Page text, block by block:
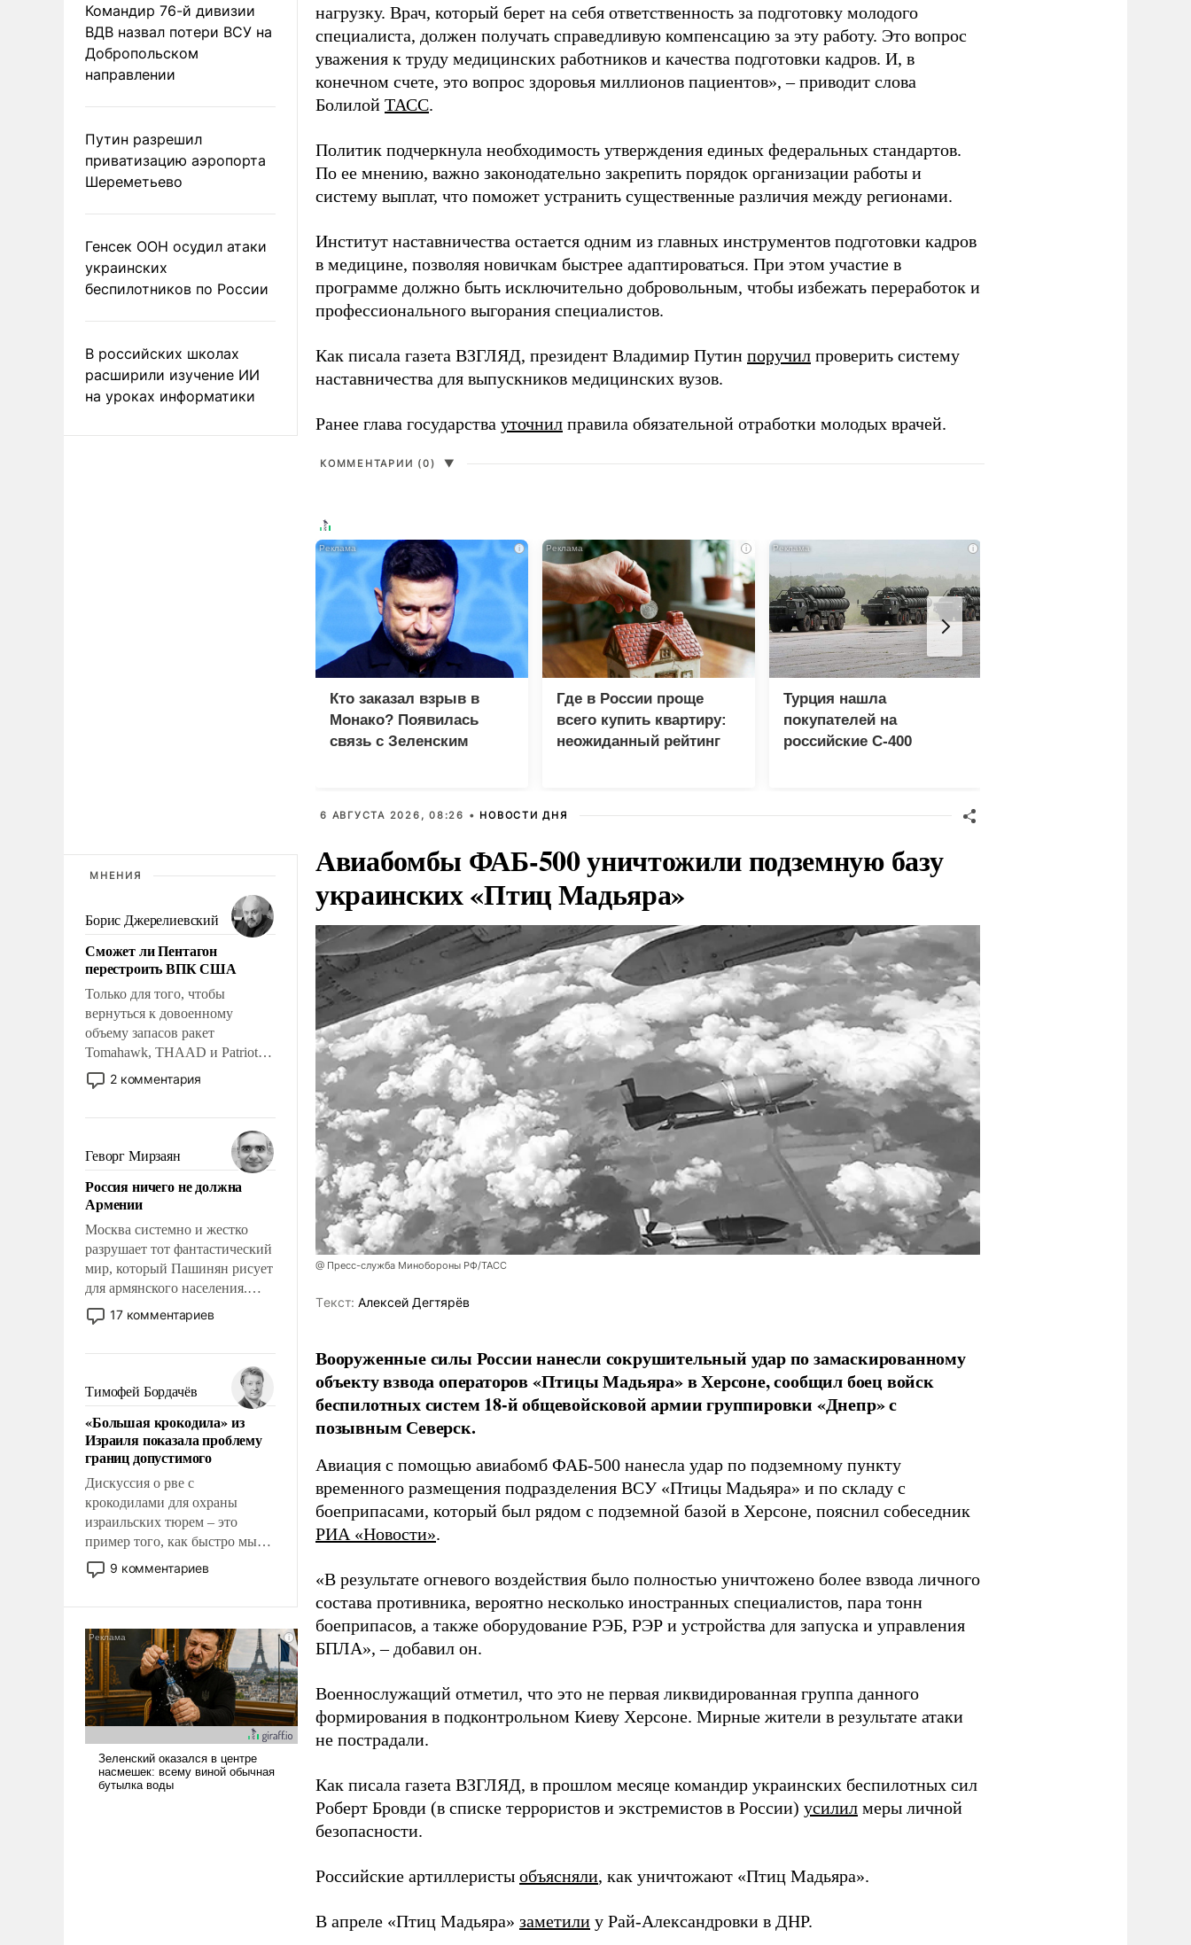
Командир 76-й дивизии
ВДВ назвал потери ВСУ на
Добропольском
направлении
Путин разрешил
приватизацию аэропорта
Шереметьево
Генсек ООН осудил атаки
украинских
беспилотников по России
В российских школах
расширили изучение ИИ
на уроках информатики
МНЕНИЯ
Борис Джерелиевский
Сможет ли Пентагон
перестроить ВПК США
Только для того, чтобы
вернуться к довоенному
объему запасов ракет
Tomahawk, THAAD и Patriot
США потребуется более трех
лет. Даже небольшая война с
Сложившаяся ситуация
означает многолетний период
уязвимости США, например,
перед Китаем.
2 комментария
Геворг Мирзаян
Россия ничего не должна
Армении
Москва системно и жестко
разрушает тот фантастический
мир, который Пашинян рисует
для армянского населения.
Мир, где политические
прожекты будут безусловно
налогоплательщиков и где
Еревану за свои поступки не
нужно отвечать.
17 комментариев
Тимофей Бордачёв
«Большая крокодила» из
Израиля показала проблему
границ допустимого
Дискуссия о рве с
крокодилами для охраны
израильских тюрем – это
пример того, как быстро мы
двигаемся по пути
революционных изменений.
псевдонаучной фантастики,
стало всерьез обсуждаемой
идеей.
9 комментариев
нагрузку. Врач, который берет на себя ответственность за подготовку молодого
специалиста, должен получать справедливую компенсацию за эту работу. Это вопрос
уважения к труду медицинских работников и качества подготовки кадров. И, в
конечном счете, это вопрос здоровья миллионов пациентов», – приводит слова
Болилой ТАСС.
Политик подчеркнула необходимость утверждения единых федеральных стандартов.
По ее мнению, важно законодательно закрепить порядок организации работы и
систему выплат, что поможет устранить существенные различия между регионами.
Институт наставничества остается одним из главных инструментов подготовки кадров
в медицине, позволяя новичкам быстрее адаптироваться. При этом участие в
программе должно быть исключительно добровольным, чтобы избежать переработок и
профессионального выгорания специалистов.
Как писала газета ВЗГЛЯД, президент Владимир Путин поручил проверить систему
наставничества для выпускников медицинских вузов.
Ранее глава государства уточнил правила обязательной отработки молодых врачей.
КОММЕНТАРИИ (0) ▼
i
Кто заказал взрыв в
Монако? Появилась
связь с Зеленским
i
Где в России проще
всего купить квартиру:
неожиданный рейтинг
i
Турция нашла
покупателей на
российские C-400
6 АВГУСТА 2026, 08:26 • НОВОСТИ ДНЯ
Авиабомбы ФАБ-500 уничтожили подземную базу
украинских «Птиц Мадьяра»
@ Пресс-служба Минобороны РФ/ТАСС
Tекст: Алексей Дегтярёв
Вооруженные силы России нанесли сокрушительный удар по замаскированному
объекту взвода операторов «Птицы Мадьяра» в Херсоне, сообщил боец войск
беспилотных систем 18-й общевойсковой армии группировки «Днепр» с
позывным Северск.
Авиация с помощью авиабомб ФАБ-500 нанесла удар по подземному пункту
временного размещения подразделения ВСУ «Птицы Мадьяра» и по складу с
боеприпасами, который был рядом с подземной базой в Херсоне, пояснил собеседник
РИА «Новости».
«В результате огневого воздействия было полностью уничтожено более взвода личного
состава противника, вероятно несколько иностранных специалистов, пара тонн
боеприпасов, а также оборудование РЭБ, РЭР и устройства для запуска и управления
БПЛА», – добавил он.
Военнослужащий отметил, что это не первая ликвидированная группа данного
формирования в подконтрольном Киеву Херсоне. Мирные жители в результате атаки
не пострадали.
Как писала газета ВЗГЛЯД, в прошлом месяце командир украинских беспилотных сил
Роберт Бровди (в списке террористов и экстремистов в России) усилил меры личной
безопасности.
Российские артиллеристы объясняли, как уничтожают «Птиц Мадьяра».
В апреле «Птиц Мадьяра» заметили у Рай-Александровки в ДНР.